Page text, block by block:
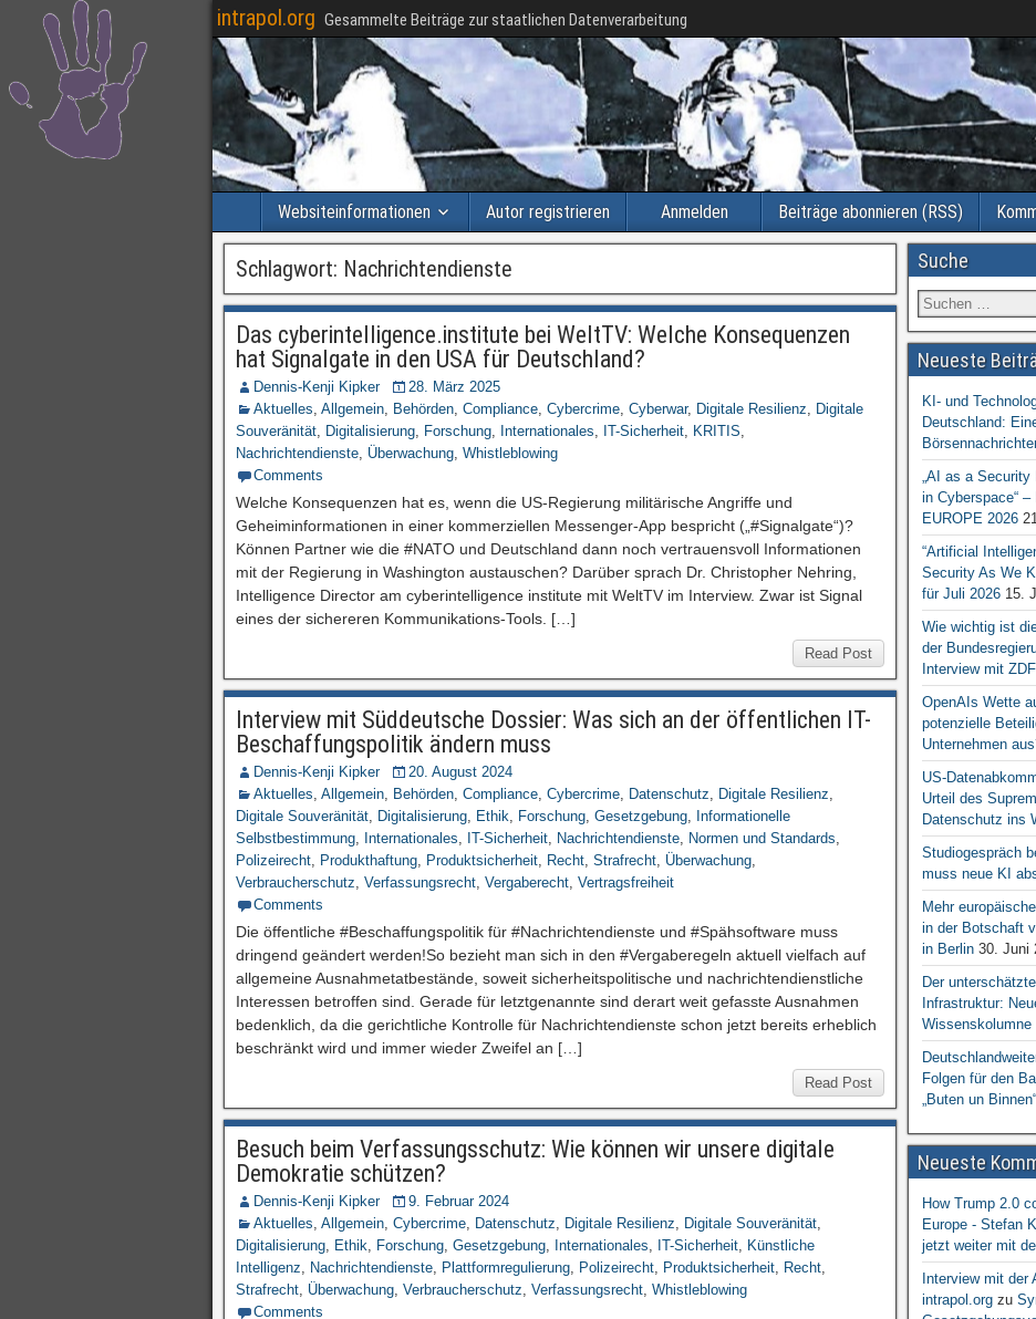
intrapol.org Gesammelte Beiträge zur staatlichen Datenverarbeitung
Websiteinformationen Autor registrieren Anmelden Beiträge abonnieren (RSS)
Schlagwort: Nachrichtendienste
Das cyberintelligence.institute bei WeltTV: Welche Konsequenzen
hat Signalgate in den USA für Deutschland?
Dennis-Kenji Kipker
28. März 2025
Aktuelles, Allgemein, Behörden, Compliance, Cybercrime, Cyberwar, Digitale Resilienz, Digitale
Souveränität, Digitalisierung, Forschung, Internationales, IT-Sicherheit, KRITIS,
Nachrichtendienste, Überwachung, Whistleblowing
Comments
Welche Konsequenzen hat es, wenn die US-Regierung militärische Angriffe und
Geheiminformationen in einer kommerziellen Messenger-App bespricht („#Signalgate“)?
Können Partner wie die #NATO und Deutschland dann noch vertrauensvoll Informationen
mit der Regierung in Washington austauschen? Darüber sprach Dr. Christopher Nehring,
Intelligence Director am cyberintelligence institute mit WeltTV im Interview. Zwar ist Signal
eines der sichereren Kommunikations-Tools. […]
Read Post
Interview mit Süddeutsche Dossier: Was sich an der öffentlichen IT-
Beschaffungspolitik ändern muss
Dennis-Kenji Kipker
20. August 2024
Aktuelles, Allgemein, Behörden, Compliance, Cybercrime, Datenschutz, Digitale Resilienz,
Digitale Souveränität, Digitalisierung, Ethik, Forschung, Gesetzgebung, Informationelle
Selbstbestimmung, Internationales, IT-Sicherheit, Nachrichtendienste, Normen und Standards,
Polizeirecht, Produkthaftung, Produktsicherheit, Recht, Strafrecht, Überwachung,
Verbraucherschutz, Verfassungsrecht, Vergaberecht, Vertragsfreiheit
Comments
Die öffentliche #Beschaffungspolitik für #Nachrichtendienste und #Spähsoftware muss
dringend geändert werden!So bezieht man sich in den #Vergaberegeln aktuell vielfach auf
allgemeine Ausnahmetatbestände, soweit sicherheitspolitische und nachrichtendienstliche
Interessen betroffen sind. Gerade für letztgenannte sind derart weit gefasste Ausnahmen
bedenklich, da die gerichtliche Kontrolle für Nachrichtendienste schon jetzt bereits erheblich
beschränkt wird und immer wieder Zweifel an […]
Read Post
Besuch beim Verfassungsschutz: Wie können wir unsere digitale
Demokratie schützen?
Dennis-Kenji Kipker
9. Februar 2024
Aktuelles, Allgemein, Cybercrime, Datenschutz, Digitale Resilienz, Digitale Souveränität,
Digitalisierung, Ethik, Forschung, Gesetzgebung, Internationales, IT-Sicherheit, Künstliche
Intelligenz, Nachrichtendienste, Plattformregulierung, Polizeirecht, Produktsicherheit, Recht,
Strafrecht, Überwachung, Verbraucherschutz, Verfassungsrecht, Whistleblowing
Comments
Suche
Neueste
KI- und
Deutschland:
„AI as a
in Cyberspace“
EUROPE 2026
“Artificial
Security As We
für Juli 2026 15.
Wie wichtig ist
der
Interview mit
OpenAIs Wette
potenzielle
Unternehmen
US-
Urteil des
Datenschutz ins
Studiogespräch
muss neue KI
Mehr
in der Botschaft
in Berlin 30. Juni
Der
Infrastruktur:
Wissenskolumne
Folgen für den
„Buten un Binnen“
Neueste
How Trump 2.0
Europe - Stefan
jetzt weiter mit
Interview mit der
intrapol.orgzu